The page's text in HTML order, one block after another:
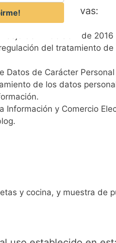
normativas:
de 27 de abril de
del tratamiento
de Carácter
de los datos
y Comercio
y cocina, y muestra de